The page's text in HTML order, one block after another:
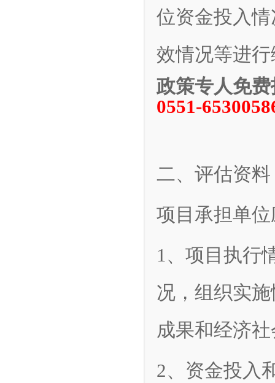
位资金投入
效情况等进
政策专人免
0551-
二、评估资料
项目承担单
1、项目执行
况，组织实
成果和经济
2、资金投入